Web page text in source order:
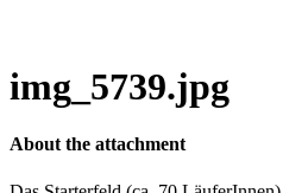
img_5739.jpg
About the attachment